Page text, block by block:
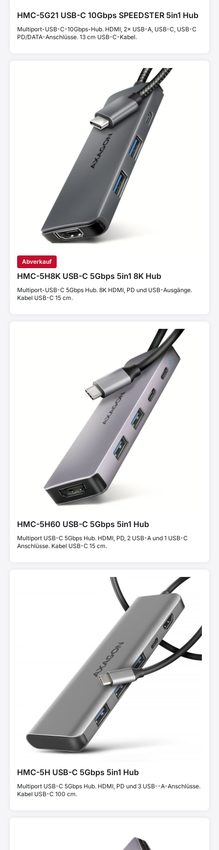
HMC-5G21 USB-C 10Gbps SPEEDSTER 5in1 Hub
Multiport-USB-C-10Gbps-Hub. HDMI, 2× USB-A, USB-C, USB-C
PD/DATA-Anschlüsse. 13 cm USB-C-Kabel.
Abverkauf
HMC-5H8K USB-C 5Gbps 5in1 8K Hub
Multiport-USB-C 5Gbps Hub. 8K HDMI, PD und USB-Ausgänge.
Kabel USB-C 15 cm.
HMC-5H60 USB-C 5Gbps 5in1 Hub
Multiport USB-C 5Gbps Hub. HDMI, PD, 2 USB-A und 1 USB-C
Anschlüsse. Kabel USB-C 15 cm.
HMC-5H USB-C 5Gbps 5in1 Hub
Multiport USB-C 5Gbps Hub. HDMI, PD und 3 USB--A-Anschlüsse.
Kabel USB-C 100 cm.